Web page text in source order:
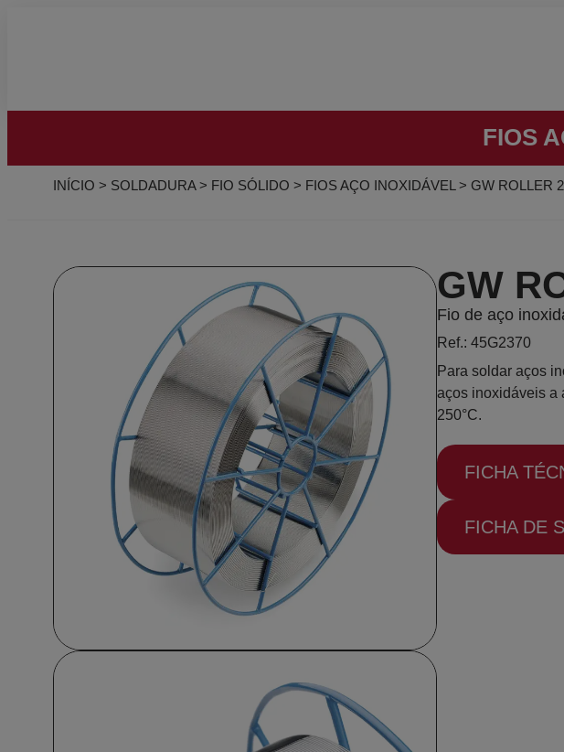
FIOS
INÍCIO > SOLDADURA> FIO SÓLIDO > FIOS AÇO INOXIDÁVEL > GW ROLLER
GW
Fio de aço
Ref.: 45G2370
Para soldar aços
aços inoxidáveis a
250°C.
FICHA
FICHA DE